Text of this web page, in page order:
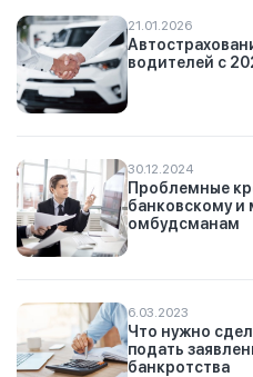
21.01.2026
водителей с
30.12.2024
Проблемные
банковскому
омбудсманам
6.03.2023
Что нужно
подать
банкротства